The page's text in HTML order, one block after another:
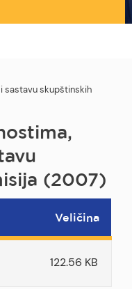
sastavu skupštinskih
(2007)
Veličina
122.56 KB